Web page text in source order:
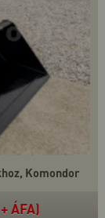
Komondor
ÁFA)